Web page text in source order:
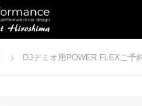
DJデミオ用POWER FLEXご予